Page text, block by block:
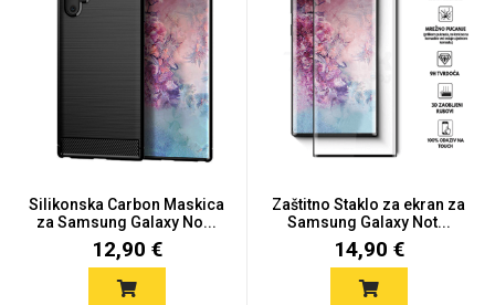
Silikonska Carbon Maskica
za Samsung Galaxy No...
12,90 €
Zaštitno Staklo za ekran za
Samsung Galaxy Not...
14,90 €
Feel Good
Životinjsko carstvo
Univerzalne futrole i
maskice
Preklopne maskice